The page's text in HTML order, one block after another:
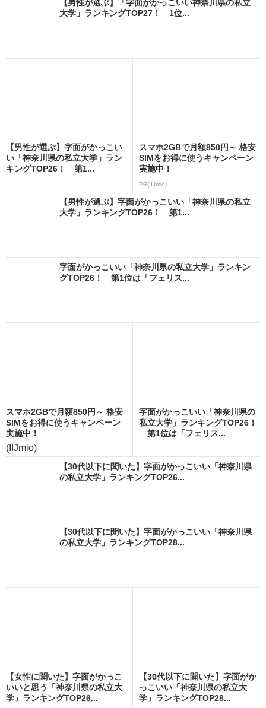
【男性が選ぶ】「字面がかっこいい神奈川県の私立
大学」ランキングTOP27！ 1位...
【男性が選ぶ】字面がかっこい
い「神奈川県の私立大学」ラン
キングTOP26！ 第1...
スマホ2GBで月額850円～ 格安
SIMをお得に使うキャンペーン
実施中！
PR(IIJmio)
【男性が選ぶ】字面がかっこいい「神奈川県の私立
大学」ランキングTOP26！ 第1...
字面がかっこいい「神奈川県の私立大学」ランキン
グTOP26！ 第1位は「フェリス...
スマホ2GBで月額850円～ 格安
SIMをお得に使うキャンペーン
実施中！
(IIJmio)
字面がかっこいい「神奈川県の
私立大学」ランキングTOP26！
第1位は「フェリス...
【30代以下に聞いた】字面がかっこいい「神奈川県
の私立大学」ランキングTOP26...
【30代以下に聞いた】字面がかっこいい「神奈川県
の私立大学」ランキングTOP28...
【女性に聞いた】字面がかっこ
いいと思う「神奈川県の私立大
学」ランキングTOP26...
【30代以下に聞いた】字面がか
っこいい「神奈川県の私立大
学」ランキングTOP28...